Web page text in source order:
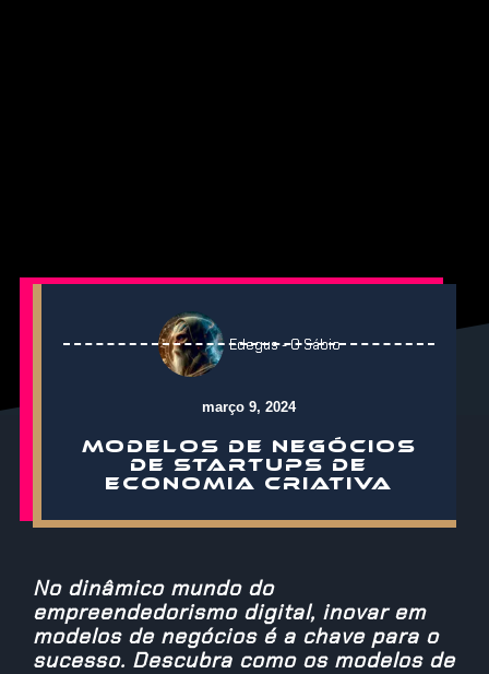
Edegus - O Sábio
março 9, 2024
MODELOS DE NEGÓCIOS
DE STARTUPS DE
ECONOMIA CRIATIVA
No dinâmico mundo do
empreendedorismo digital, inovar em
modelos de negócios é a chave para o
sucesso. Descubra como os modelos de